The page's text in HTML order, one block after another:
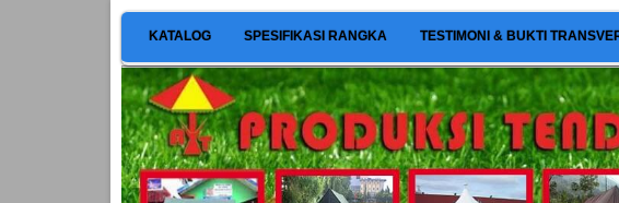
KATALOG SPESIFIKASI RANGKA TESTIMONI & BUKTI